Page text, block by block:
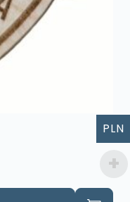
PLN